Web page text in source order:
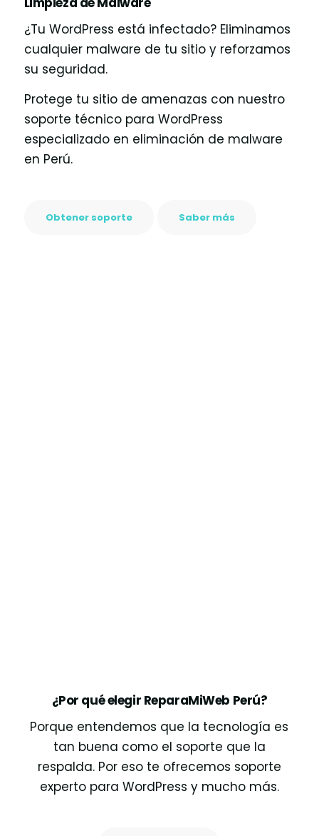
¿Tu WordPress está infectado? Eliminamos
cualquier malware de tu sitio y reforzamos
su seguridad.
Protege tu sitio de amenazas con nuestro
soporte técnico para WordPress
especializado en eliminación de malware
en Perú.
Obtener soporte Saber más
¿Por qué elegir ReparaMiWeb Perú?
Porque entendemos que la tecnología es
tan buena como el soporte que la
respalda. Por eso te ofrecemos soporte
experto para WordPress y mucho más.